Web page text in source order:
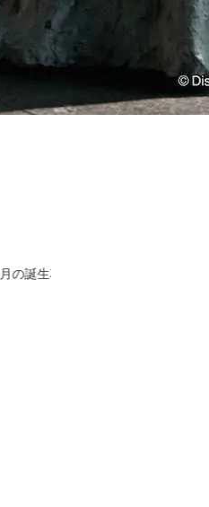
の誕生花をモチーフにしたスタイ